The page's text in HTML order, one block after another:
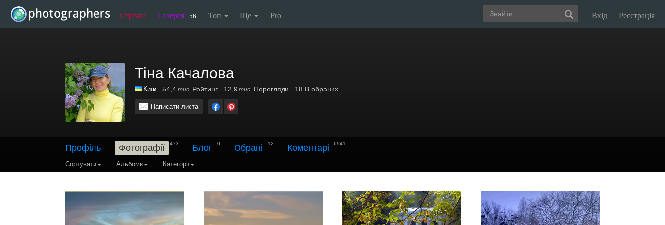
Стрічка Галерея +56 Топ Ще Pro Вхід Реєстрація
Тіна Качалова
Київ 54,4 тис. Рейтинг 12,9 тис. Перегляди 18 В обраних
Написати листа
Профіль Фотографії 473 Блог 0 Обрані 12 Коментарі 6941
Сортувати Альбоми Категорії